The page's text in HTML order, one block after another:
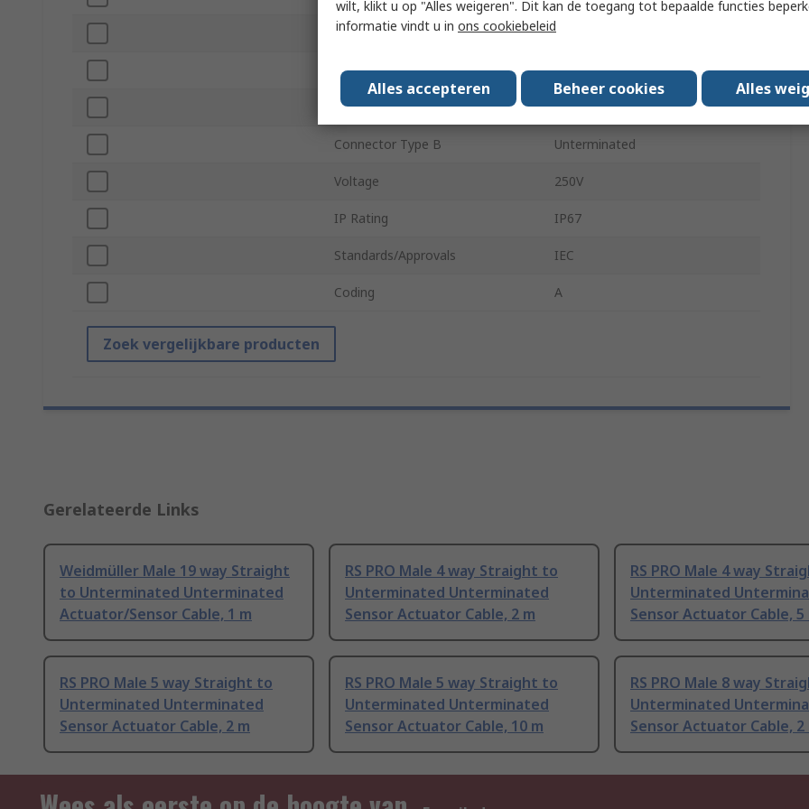
Number of Contacts A 4
Connector Type A Straight
Connector Gender B Unterminated
Connector Type B Unterminated
Voltage 250V
IP Rating IP67
Standards/Approvals IEC
Coding A
Zoek vergelijkbare producten
Gerelateerde Links
Weidmüller Male 19 way Straight
to Unterminated Unterminated
Actuator/Sensor Cable, 1 m
RS PRO Male 4 way Straight to
Unterminated Unterminated
Sensor Actuator Cable, 2 m
RS PRO Male 4 way
Unterminated
Sensor Actuator Cable, 5
RS PRO Male 5 way Straight to
Unterminated Unterminated
Sensor Actuator Cable, 2 m
RS PRO Male 5 way Straight to
Unterminated Unterminated
Sensor Actuator Cable, 10 m
RS PRO Male 8 way
Unterminated
Sensor Actuator Cable, 2
wilt, klikt u op "Alles weigeren". Dit kan de toegang tot bepaalde functies
informatie vindt u in ons cookiebeleid
Alles accepteren Beheer cookies Alles